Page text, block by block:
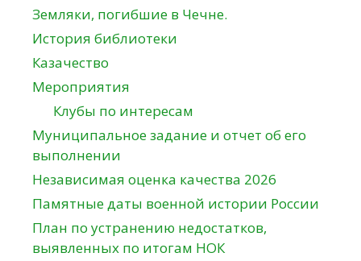
Земляки, погибшие в Чечне.
История библиотеки
Казачество
Мероприятия
Клубы по интересам
Муниципальное задание и отчет об его
выполнении
Независимая оценка качества 2026
Памятные даты военной истории России
План по устранению недостатков,
выявленных по итогам НОК